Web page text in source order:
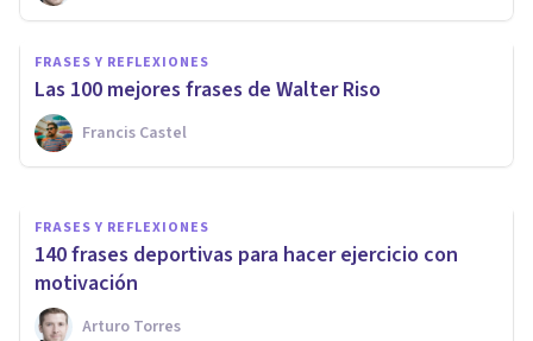
FRASES Y REFLEXIONES
Las 100 mejores frases de Walter Riso
Francis Castel
FRASES Y REFLEXIONES
90 frases y reflexiones de
Jaime Sabines
César Juárez
FRASES Y REFLEXIONES
140 frases deportivas para hacer ejercicio con
motivación
Arturo Torres